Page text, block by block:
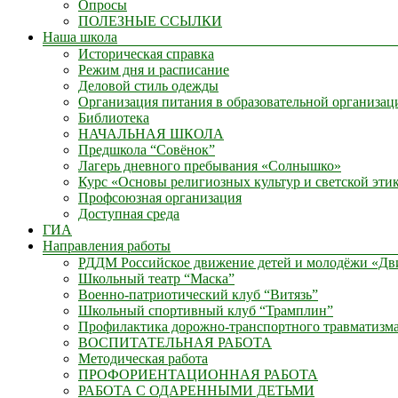
Опросы
ПОЛЕЗНЫЕ ССЫЛКИ
Наша школа
Историческая справка
Режим дня и расписание
Деловой стиль одежды
Организация питания в образовательной
Библиотека
НАЧАЛЬНАЯ ШКОЛА
Предшкола “Совёнок”
Лагерь дневного пребывания «Солнышко»
Курс «Основы религиозных культур и светской
Профсоюзная организация
Доступная среда
ГИА
Направления работы
РДДМ Российское движение детей и молодёжи
Школьный театр “Маска”
Военно-патриотический клуб “Витязь”
Школьный спортивный клуб “Трамплин”
Профилактика дорожно-транспортного травматизма
ВОСПИТАТЕЛЬНАЯ РАБОТА
Методическая работа
ПРОФОРИЕНТАЦИОННАЯ РАБОТА
РАБОТА С ОДАРЕННЫМИ ДЕТЬМИ